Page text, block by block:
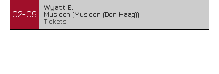
02-09
Wyatt E.
Musicon (Musicon (Den Haag))
Tickets